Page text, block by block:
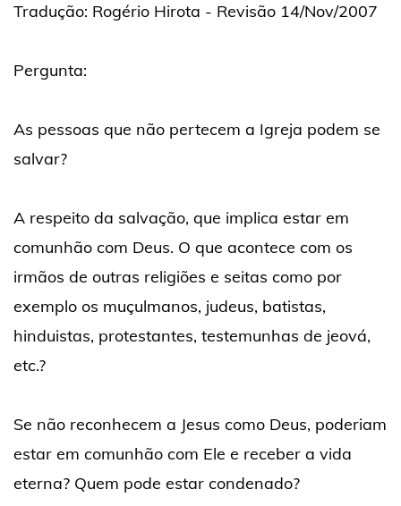
Tradução: Rogério Hirota - Revisão 14/Nov/2007
Pergunta:
As pessoas que não pertecem a Igreja podem se
salvar?
A respeito da salvação, que implica estar em
comunhão com Deus. O que acontece com os
irmãos de outras religiões e seitas como por
exemplo os muçulmanos, judeus, batistas,
hinduistas, protestantes, testemunhas de jeová,
etc.?
Se não reconhecem a Jesus como Deus, poderiam
estar em comunhão com Ele e receber a vida
eterna? Quem pode estar condenado?